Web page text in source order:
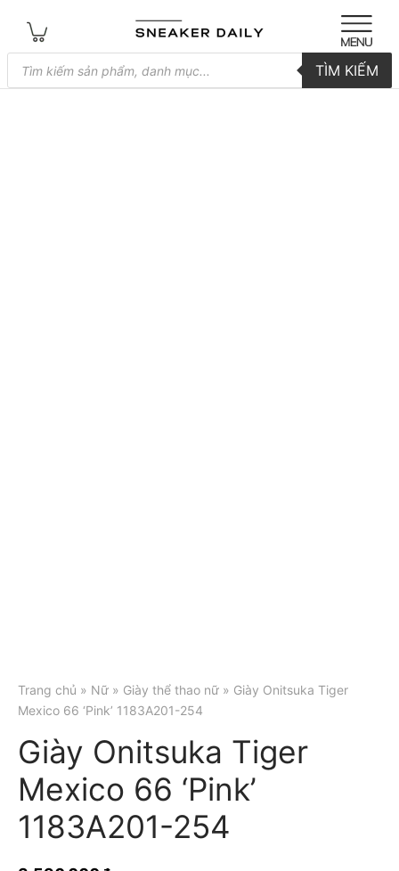
Tìm
kiếm
sản
TÌM KIẾM
Trang chủ » Nữ » Giày thể thao nữ » Giày Onitsuka Tiger
Mexico 66 ‘Pink’ 1183A201-254
Giày Onitsuka Tiger
Mexico 66 ‘Pink’
1183A201-254